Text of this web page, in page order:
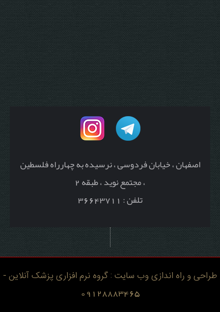
اصفهان ، خیابان فردوسی ، نرسیده به چهارراه فلسطین
، مجتمع نوید ، طبقه 2
تلفن : 36643711
طراحی و راه اندازی وب سایت : گروه نرم افزاری پزشک آنلاین -
09128883465